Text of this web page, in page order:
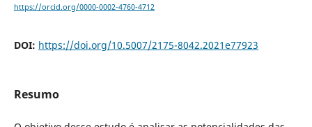
https://orcid.org/0000-0002-4760-4712
DOI: https://doi.org/10.5007/2175-8042.2021e77923
Resumo